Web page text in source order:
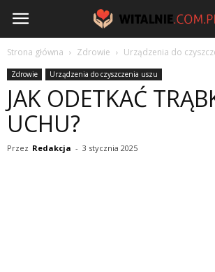
Witalnie.com.pl
Strona główna Zdrowie Urządzenia do
Zdrowie Urządzenia do czyszczenia uszu
JAK ODETKAĆ
UCHU?
Przez Redakcja - 3 stycznia 2025